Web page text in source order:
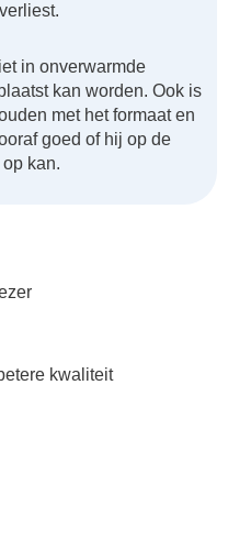
in onverwarmde
kan worden. Ook is
met het formaat en
goed of hij op de
kan.
kwaliteit